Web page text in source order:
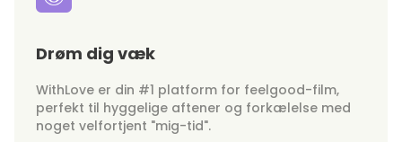
Drøm dig væk
WithLove er din #1 platform for feelgood-film,
perfekt til hyggelige aftener og forkælelse med
noget velfortjent "mig-tid".